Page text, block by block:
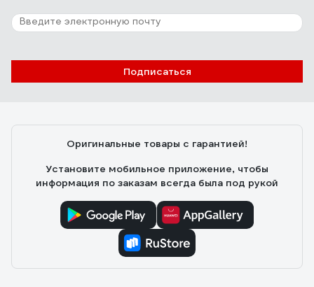
Подписаться
Оригинальные товары с гарантией!
Установите мобильное приложение, чтобы
информация по заказам всегда была под рукой